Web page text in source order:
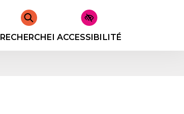
RECHERCHERACCESSIBILITÉ